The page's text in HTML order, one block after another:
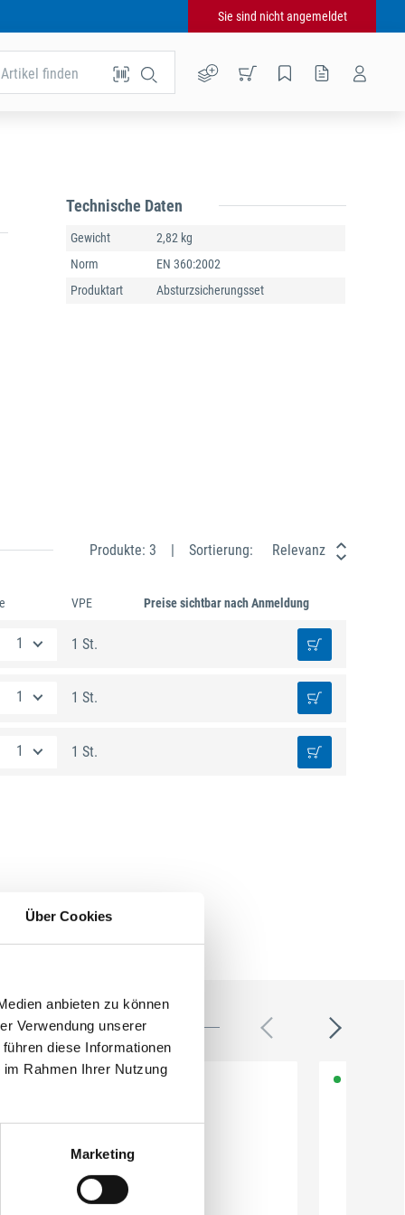
Über Cookies
anbieten zu können
Verwendung unserer
diese Informationen
Rahmen Ihrer Nutzung
Marketing
Sie sind nicht angemeldet
finden
Technische Daten
Gewicht
2,82 kg
Norm
EN 360:2002
Produktart
Absturzsicherungsset
Produkte: 3 Sortierung: Relevanz
VPE Preise sichtbar nach Anmeldung
1 St.
1 St.
1 St.